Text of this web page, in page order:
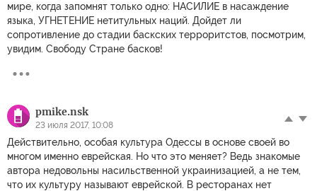
мире, когда запомнят только одно: НАСИЛИЕ в насаждение
языка, УГНЕТЕНИЕ нетитульных наций. Дойдет ли
сопротивление до стадии баскских терроритстов, посмотрим,
увидим. Свободу Стране басков!
pmike.nsk
23 июля 2017, 10:08
Действительно, особая культура Одессы в основе своей во
многом именно еврейская. Но что это меняет? Ведь знакомые
автора недовольны насильственной украинизацией, а не тем,
что их культуру называют еврейской. В ресторанах нет